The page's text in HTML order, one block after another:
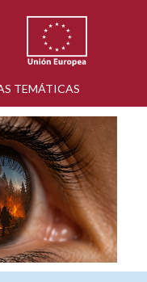
TEMÁTICAS